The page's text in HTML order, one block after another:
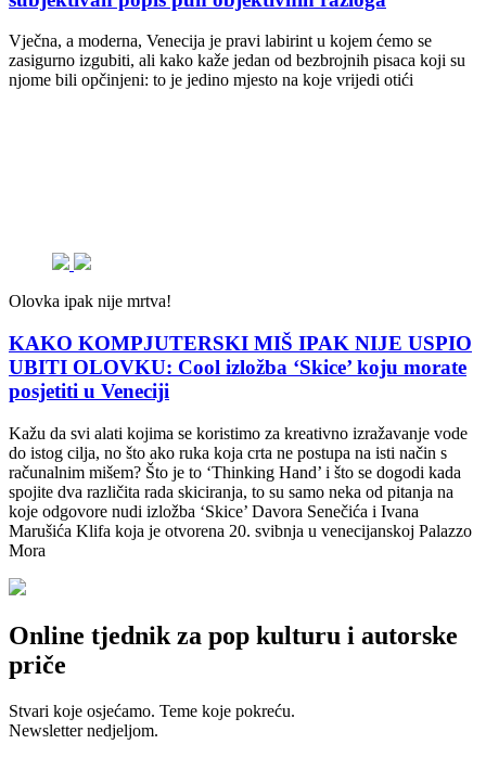
Vječna, a moderna, Venecija je pravi labirint u kojem ćemo se
zasigurno izgubiti, ali kako kaže jedan od bezbrojnih pisaca koji su
njome bili opčinjeni: to je jedino mjesto na koje vrijedi otići
Olovka ipak nije mrtva!
KAKO KOMPJUTERSKI MIŠ IPAK NIJE USPIO
UBITI OLOVKU: Cool izložba ‘Skice’ koju morate
posjetiti u Veneciji
Kažu da svi alati kojima se koristimo za kreativno izražavanje vode
do istog cilja, no što ako ruka koja crta ne postupa na isti način s
računalnim mišem? Što je to ‘Thinking Hand’ i što se dogodi kada
spojite dva različita rada skiciranja, to su samo neka od pitanja na
koje odgovore nudi izložba ‘Skice’ Davora Senečića i Ivana
Marušića Klifa koja je otvorena 20. svibnja u venecijanskoj Palazzo
Mora
Online tjednik za pop kulturu i autorske
priče
Stvari koje osjećamo. Teme koje pokreću.
Newsletter nedjeljom.